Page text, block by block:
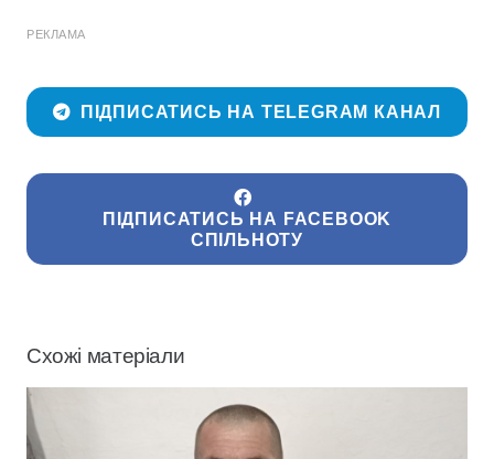
РЕКЛАМА
ПІДПИСАТИСЬ НА TELEGRAM КАНАЛ
ПІДПИСАТИСЬ НА FACEBOOK
СПІЛЬНОТУ
Схожі матеріали